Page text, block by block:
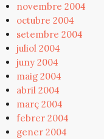
novembre 2004
octubre 2004
setembre 2004
juliol 2004
juny 2004
maig 2004
abril 2004
març 2004
febrer 2004
gener 2004